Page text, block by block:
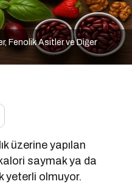
Fenolik Asitler ve Diğer
üzerine yapılan
saymak ya da
yeterli olmuyor.